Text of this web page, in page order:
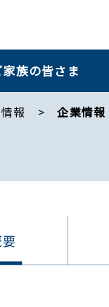
族の皆さま
報 企業情